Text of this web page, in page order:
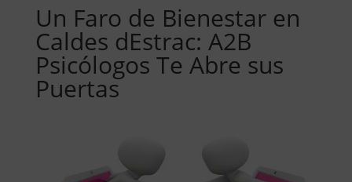
Un Faro de Bienestar en
Caldes dEstrac: A2B
Psicólogos Te Abre sus
Puertas